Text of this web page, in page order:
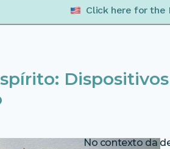
Click here for the
No contexto da